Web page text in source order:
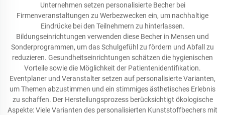
Unternehmen setzen personalisierte Becher bei
Firmenveranstaltungen zu Werbezwecken ein, um nachhaltige
Eindrücke bei den Teilnehmern zu hinterlassen.
Bildungseinrichtungen verwenden diese Becher in Mensen und
Sonderprogrammen, um das Schulgefühl zu fördern und Abfall zu
reduzieren. Gesundheitseinrichtungen schätzen die hygienischen
Vorteile sowie die Möglichkeit der Patientenidentifikation.
Eventplaner und Veranstalter setzen auf personalisierte Varianten,
um Themen abzustimmen und ein stimmiges ästhetisches Erlebnis
zu schaffen. Der Herstellungsprozess berücksichtigt ökologische
Aspekte: Viele Varianten des personalisierten Kunststoffbechers mit